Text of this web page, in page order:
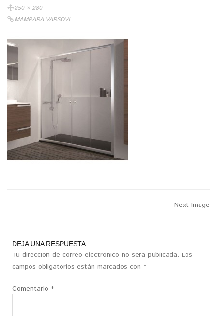
250 × 280
MAMPARA VARSOVI
Next Image
DEJA UNA RESPUESTA
Tu dirección de correo electrónico no será publicada. Los
campos obligatorios están marcados con *
Comentario *